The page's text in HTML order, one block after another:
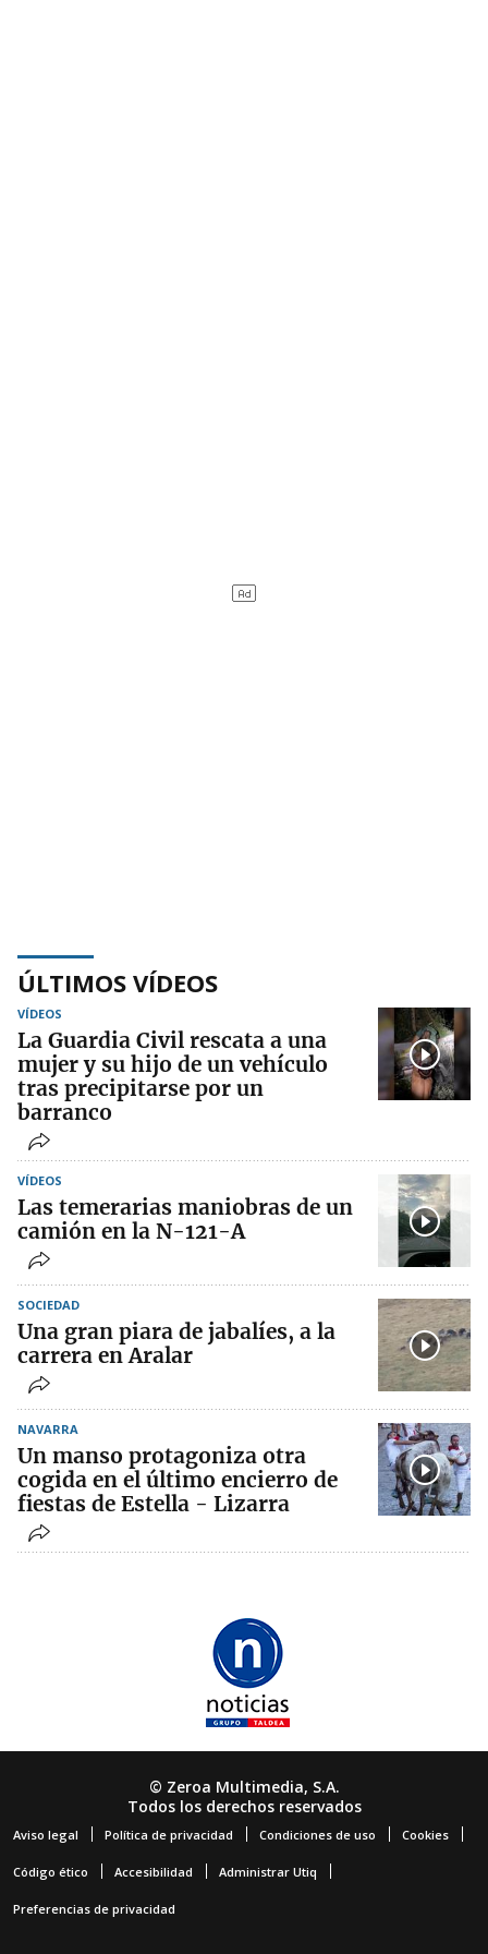
ÚLTIMOS VÍDEOS
VÍDEOS
La Guardia Civil rescata a una
mujer y su hijo de un vehículo
tras precipitarse por un
barranco
VÍDEOS
Las temerarias maniobras de un
camión en la N-121-A
SOCIEDAD
Una gran piara de jabalíes, a la
carrera en Aralar
NAVARRA
Un manso protagoniza otra
cogida en el último encierro de
fiestas de Estella - Lizarra
© Zeroa Multimedia, S.A.
Todos los derechos reservados
Aviso legal Política de privacidad Condiciones de uso Cookies
Código ético Accesibilidad Administrar Utiq
Preferencias de privacidad